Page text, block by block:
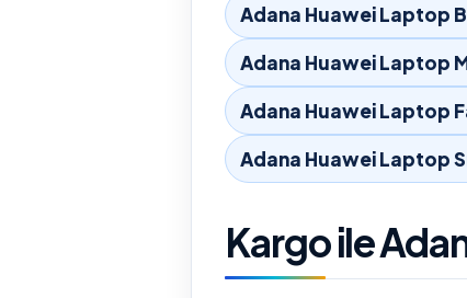
Adana Huawei Laptop
Adana Huawei Laptop
Adana Huawei Laptop
Adana Huawei Laptop
Kargo ile